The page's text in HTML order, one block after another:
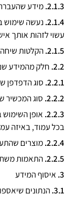
מידע שהעברת
נעשה שימוש
עשוי לזהות אותך
הקלטות
חלק מהמידע
סוג הדפדפן
סוג המכשיר
אופן השימוש
בכל עמוד, באיזה
מוצרים
התאמות
איסוף המידע
הנתונים